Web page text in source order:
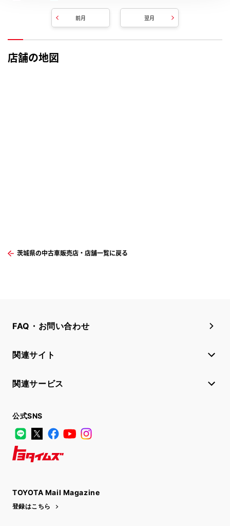
前月 翌月
店舗の地図
茨城県の中古車販売店・店舗一覧に戻る
FAQ・お問い合わせ
関連サイト
関連サービス
公式SNS
LINE
X FacebookYouTube
TOYOTA Mail Magazine
登録はこちら